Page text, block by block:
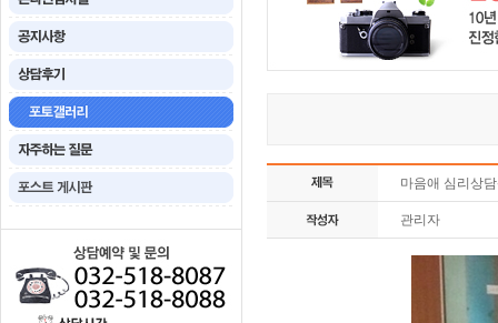
마음애 심리상
관리자